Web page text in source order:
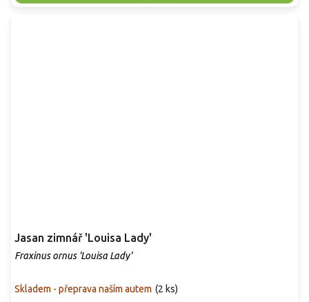
Jasan zimnář 'Louisa Lady'
Fraxinus ornus 'Louisa Lady'
Skladem - přeprava naším autem (2 ks)